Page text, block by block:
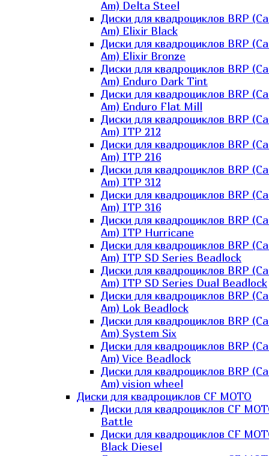
Am) Delta Steel
Диски для квадроциклов BRP
Am) Elixir Black
Диски для квадроциклов BRP
Am) Elixir Bronze
Диски для квадроциклов BRP
Am) Enduro Dark Tint
Диски для квадроциклов BRP
Am) Enduro Flat Mill
Диски для квадроциклов BRP
Am) ITP 212
Диски для квадроциклов BRP
Am) ITP 216
Диски для квадроциклов BRP
Am) ITP 312
Диски для квадроциклов BRP
Am) ITP 316
Диски для квадроциклов BRP
Am) ITP Hurricane
Диски для квадроциклов BRP
Am) ITP SD Series Beadlock
Диски для квадроциклов BRP
Am) ITP SD Series Dual Beadlock
Диски для квадроциклов BRP
Am) Lok Beadlock
Диски для квадроциклов BRP
Am) System Six
Диски для квадроциклов BRP
Am) Vice Beadlock
Диски для квадроциклов BRP
Am) vision wheel
Диски для квадроциклов CF MOTO
Диски для квадроциклов CF
Battle
Диски для квадроциклов CF
Black Diesel